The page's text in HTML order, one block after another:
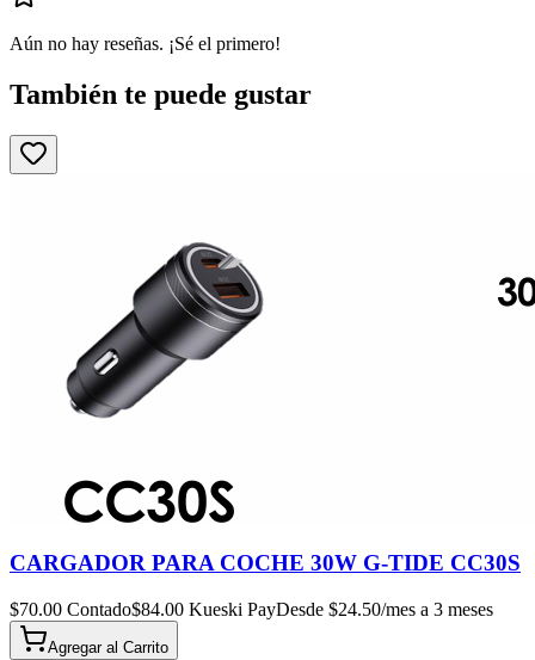
Aún no hay reseñas. ¡Sé el primero!
También te puede gustar
CARGADOR PARA COCHE 30W G-TIDE CC30S
$70.00 Contado$84.00 Kueski PayDesde $24.50/mes a 3 meses
Agregar al Carrito